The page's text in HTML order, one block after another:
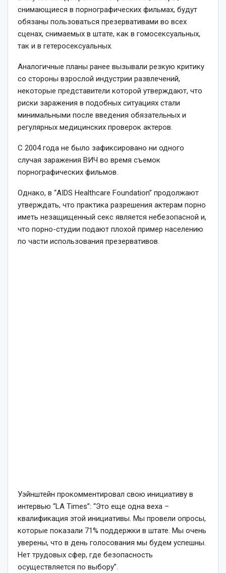
снимающиеся в порнографических фильмах, будут
обязаны пользоваться презервативами во всех
сценах, снимаемых в штате, как в гомосексуальных,
так и в гетеросексуальных.
Аналогичные планы ранее вызывали резкую критику
со стороны взрослой индустрии развлечений,
некоторые представители которой утверждают, что
риски заражения в подобных ситуациях стали
минимальными после введения обязательных и
регулярных медицинских проверок актеров.
С 2004 года не было зафиксировано ни одного
случая заражения ВИЧ во время съемок
порнографических фильмов.
Однако, в “AIDS Healthcare Foundation” продолжают
утверждать, что практика разрешения актерам порно
иметь незащищенный секс является небезопасной и,
что порно-студии подают плохой пример населению
по части использования презервативов.
Уэйнштейн прокомментировал свою инициативу в
интервью “LA Times”: “Это еще одна веха –
квалификация этой инициативы. Мы провели опросы,
которые показали 71% поддержки в штате. Мы очень
уверены, что в день голосования мы будем успешны.
Нет трудовых сфер, где безопасность
осуществляется по выбору”.